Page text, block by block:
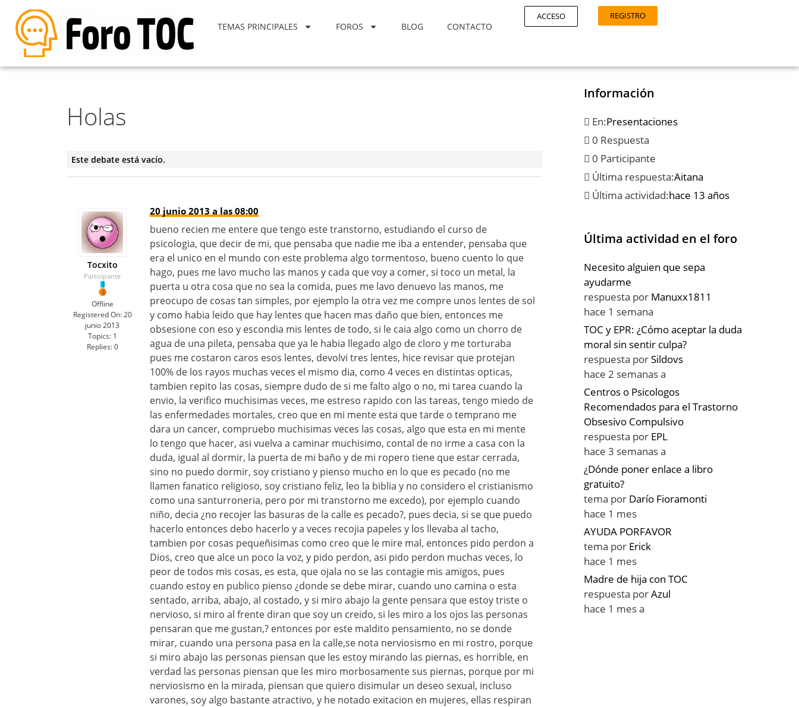
TEMAS PRINCIPALES FOROS BLOG CONTACTO
ACCESO REGISTRO
Holas
Este debate está vacío.
Tocxito
Participante
Offline
Registered On: 20
junio 2013
Topics: 1
Replies: 0
20 junio 2013 a las 08:00
bueno recien me entere que tengo este transtorno, estudiando el curso de
psicologia, que decir de mi, que pensaba que nadie me iba a entender, pensaba que
era el unico en el mundo con este problema algo tormentoso, bueno cuento lo que
hago, pues me lavo mucho las manos y cada que voy a comer, si toco un metal, la
puerta u otra cosa que no sea la comida, pues me lavo denuevo las manos, me
preocupo de cosas tan simples, por ejemplo la otra vez me compre unos lentes de sol
y como habia leido que hay lentes que hacen mas daño que bien, entonces me
obsesione con eso y escondia mis lentes de todo, si le caia algo como un chorro de
agua de una pileta, pensaba que ya le habia llegado algo de cloro y me torturaba
pues me costaron caros esos lentes, devolvi tres lentes, hice revisar que protejan
100% de los rayos muchas veces el mismo dia, como 4 veces en distintas opticas,
tambien repito las cosas, siempre dudo de si me falto algo o no, mi tarea cuando la
envio, la verifico muchisimas veces, me estreso rapido con las tareas, tengo miedo de
las enfermedades mortales, creo que en mi mente esta que tarde o temprano me
dara un cancer, compruebo muchisimas veces las cosas, algo que esta en mi mente
lo tengo que hacer, asi vuelva a caminar muchisimo, contal de no irme a casa con la
duda, igual al dormir, la puerta de mi baño y de mi ropero tiene que estar cerrada,
sino no puedo dormir, soy cristiano y pienso mucho en lo que es pecado (no me
llamen fanatico religioso, soy cristiano feliz, leo la biblia y no considero el cristianismo
como una santurroneria, pero por mi transtorno me excedo), por ejemplo cuando
niño, decia ¿no recojer las basuras de la calle es pecado?, pues decia, si se que puedo
hacerlo entonces debo hacerlo y a veces recojia papeles y los llevaba al tacho,
tambien por cosas pequeñisimas como creo que le mire mal, entonces pido perdon a
Dios, creo que alce un poco la voz, y pido perdon, asi pido perdon muchas veces, lo
peor de todos mis cosas, es esta, que ojala no se las contagie mis amigos, pues
cuando estoy en publico pienso ¿donde se debe mirar, cuando uno camina o esta
sentado, arriba, abajo, al costado, y si miro abajo la gente pensara que estoy triste o
nervioso, si miro al frente diran que soy un creido, si les miro a los ojos las personas
pensaran que me gustan,? entonces por este maldito pensamiento, no se donde
mirar, cuando una persona pasa en la calle,se nota nerviosismo en mi rostro, porque
si miro abajo las personas piensan que les estoy mirando las piernas, es horrible, en
verdad las personas piensan que les miro morbosamente sus piernas, porque por mi
nerviosismo en la mirada, piensan que quiero disimular un deseo sexual, incluso
varones, soy algo bastante atractivo, y he notado exitacion en mujeres, ellas respiran
Información
En:Presentaciones
0 Respuesta
0 Participante
Última respuesta:Aitana
Última actividad:hace 13 años
Última actividad en el foro
Necesito alguien que sepa
ayudarme
respuesta por Manuxx1811
hace 1 semana
TOC y EPR: ¿Cómo aceptar la duda
moral sin sentir culpa?
respuesta porSildovs
hace 2 semanas a
Centros o Psicologos
Recomendados para el Trastorno
Obsesivo Compulsivo
respuesta por EPL
hace 3 semanas a
¿Dónde poner enlace a libro
gratuito?
tema por Darío Fioramonti
hace 1 mes
AYUDA PORFAVOR
tema por Erick
hace 1 mes
Madre de hija con TOC
respuesta porAzul
hace 1 mes a